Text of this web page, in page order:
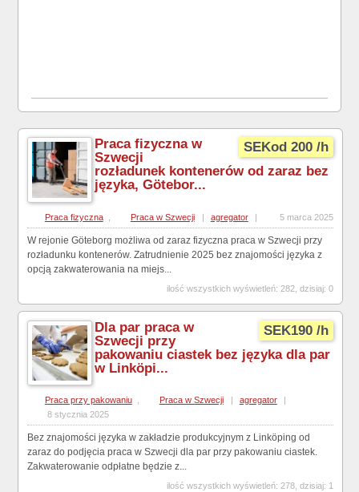
SEKod 200 /h
Praca fizyczna w
Szwecji
rozładunek kontenerów od zaraz bez
języka, Götebor...
Praca fizyczna Praca w Szwecji | agregator | 5 marca 2025
W rejonie Göteborg możliwa od zaraz fizyczna praca w Szwecji przy
rozładunku kontenerów. Zatrudnienie 2025 bez znajomości języka z
opcją zakwaterowania na miejs...
ilość wszystkich wyświetleń: 282, dzisiaj: 0
SEK190 /h
Dla par praca w
Szwecji przy
pakowaniu ciastek bez języka dla par
w Linköpi...
Praca przy pakowaniu , Praca w Szwecji agregator
8 stycznia 2025
Bez znajomości języka w zakładzie produkcyjnym z Linköping od
zaraz do podjęcia praca w Szwecji dla par przy pakowaniu ciastek.
Zakwaterowanie odpłatne będzie z...
ilość wszystkich wyświetleń: 278, dzisiaj: 1